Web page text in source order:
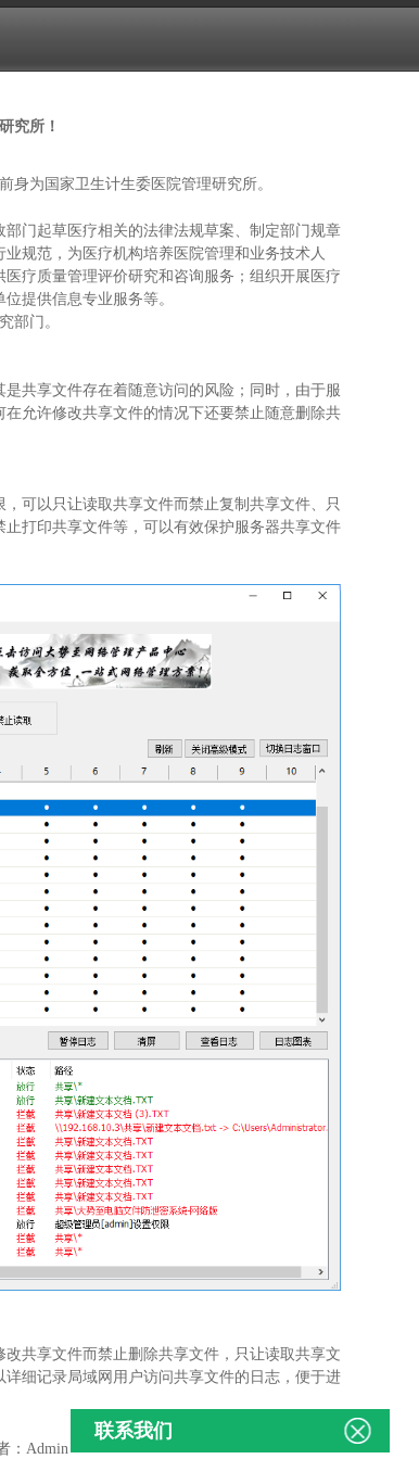
究所！
身为国家卫生计生委医院管理研究所。
门起草医疗相关的法律法规草案、制定部门规章
规范，为医疗机构培养医院管理和业务技术人
疗质量管理评价研究和咨询服务；组织开展医疗
提供信息专业服务等。
部门。
共享文件存在着随意访问的风险；同时，由于服
允许修改共享文件的情况下还要禁止随意删除共
可以只让读取共享文件而禁止复制共享文件、只
打印共享文件等，可以有效保护服务器共享文件
共享文件而禁止删除共享文件，只让读取共享文
细记录局域网用户访问共享文件的日志，便于进
：Admin - 发布时间：2022-07-22 - 点击量：6610
联系我们